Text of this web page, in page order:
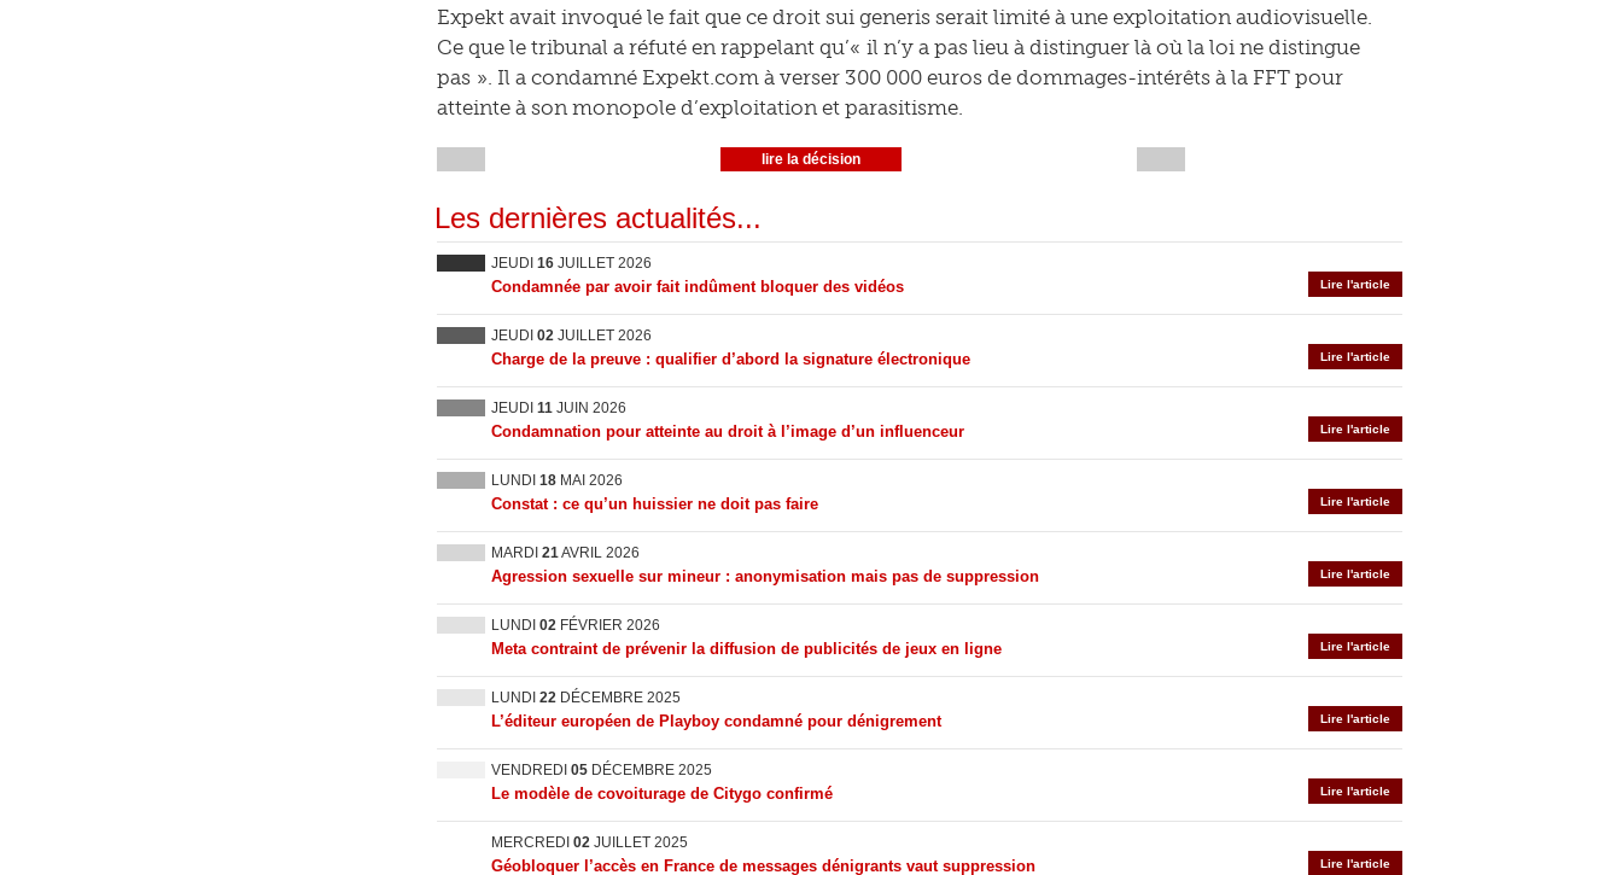
Expekt avait invoqué le fait que ce droit sui generis serait limité à une exploitation audiovisuelle.
Ce que le tribunal a réfuté en rappelant qu’« il n’y a pas lieu à distinguer là où la loi ne distingue
pas ». Il a condamné Expekt.com à verser 300 000 euros de dommages-intérêts à la FFT pour
atteinte à son monopole d’exploitation et parasitisme.
lire la décision
Les dernières actualités...
JEUDI 16 JUILLET 2026
Lire l'article
Condamnée par avoir fait indûment bloquer des vidéos
JEUDI 02 JUILLET 2026
Lire l'article
Charge de la preuve : qualifier d’abord la signature électronique
JEUDI 11 JUIN 2026
Lire l'article
Condamnation pour atteinte au droit à l’image d’un influenceur
LUNDI 18 MAI 2026
Lire l'article
Constat : ce qu’un huissier ne doit pas faire
MARDI 21AVRIL 2026
Lire l'article
Agression sexuelle sur mineur : anonymisation mais pas de suppression
LUNDI 02 FÉVRIER 2026
Lire l'article
Meta contraint de prévenir la diffusion de publicités de jeux en ligne
LUNDI 22 DÉCEMBRE 2025
Lire l'article
L’éditeur européen de Playboy condamné pour dénigrement
VENDREDI 05 DÉCEMBRE 2025
Lire l'article
Le modèle de covoiturage de Citygo confirmé
MERCREDI 02 JUILLET 2025
Lire l'article
Géobloquer l’accès en France de messages dénigrants vaut suppression